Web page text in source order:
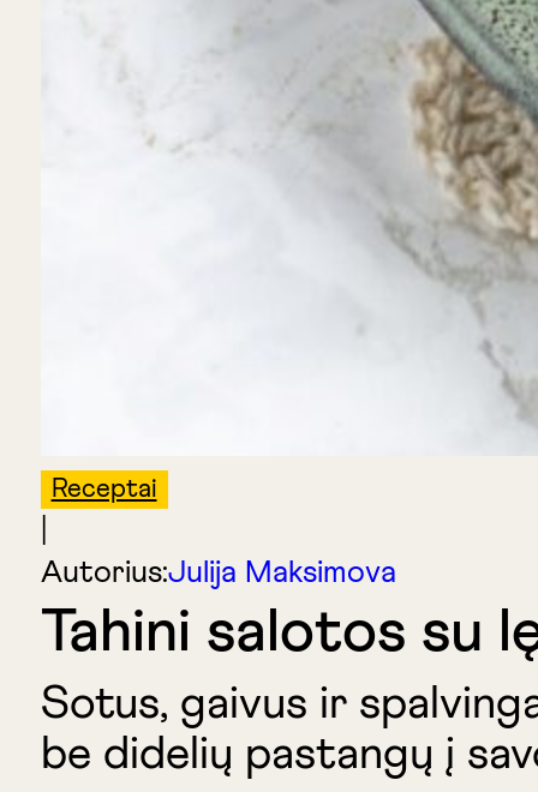
Receptai
Autorius:Julija Maksimova
Tahini salotos su
Sotus, gaivus ir
be didelių pastangų į